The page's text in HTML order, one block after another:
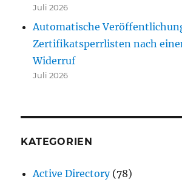
Juli 2026
Automatische
Zertifikatsperrlisten nach
Widerruf
Juli 2026
KATEGORIEN
Active Directory(78)